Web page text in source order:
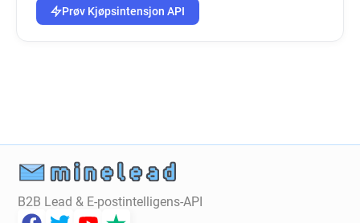
Prøv Kjøpsintensjon API
B2B Lead & E-postintelligens-API